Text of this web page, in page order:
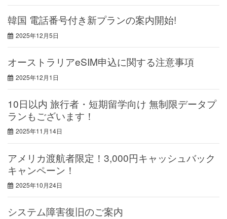
韓国 電話番号付き新プランの案内開始!
2025年12月5日
オーストラリアeSIM申込に関する注意事項
2025年12月1日
10日以内 旅行者・短期留学向け 無制限データプ
ランもございます！
2025年11月14日
アメリカ渡航者限定！3,000円キャッシュバック
キャンペーン！
2025年10月24日
システム障害復旧のご案内